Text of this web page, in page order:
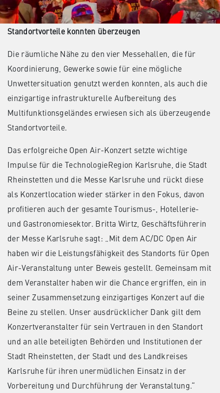
Standortvorteile konnten überzeugen
Die räumliche Nähe zu den vier Messehallen, die für
Koordinierung, Gewerke sowie für eine mögliche
Unwettersituation genutzt werden konnten, als auch die
einzigartige infrastrukturelle Aufbereitung des
Multifunktionsgeländes erwiesen sich als überzeugende
Standortvorteile.
Das erfolgreiche Open Air-Konzert setzte wichtige
Impulse für die TechnologieRegion Karlsruhe, die Stadt
Rheinstetten und die Messe Karlsruhe und rückt diese
als Konzertlocation wieder stärker in den Fokus, davon
profitieren auch der gesamte Tourismus-, Hotellerie-
und Gastronomiesektor. Britta Wirtz, Geschäftsführerin
der Messe Karlsruhe sagt: „Mit dem AC/DC Open Air
haben wir die Leistungsfähigkeit des Standorts für Open
Air-Veranstaltung unter Beweis gestellt. Gemeinsam mit
dem Veranstalter haben wir die Chance ergriffen, ein in
seiner Zusammensetzung einzigartiges Konzert auf die
Beine zu stellen. Unser ausdrücklicher Dank gilt dem
Konzertveranstalter für sein Vertrauen in den Standort
und an alle beteiligten Behörden und Institutionen der
Stadt Rheinstetten, der Stadt und des Landkreises
Karlsruhe für ihren unermüdlichen Einsatz in der
Vorbereitung und Durchführung der Veranstaltung.“